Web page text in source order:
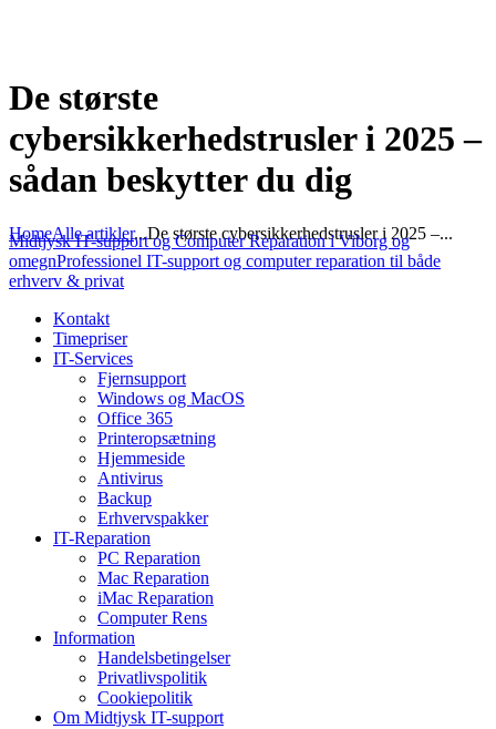
De største
cybersikkerhedstrusler i 2025 –
sådan beskytter du dig
HomeAlle artikler...De største cybersikkerhedstrusler i 2025 –...
Midtjysk IT-support og Computer Reparation i Viborg og
omegnProfessionel IT-support og computer reparation til både
erhverv & privat
Kontakt
Timepriser
IT-Services
Fjernsupport
Windows og MacOS
Office 365
Printeropsætning
Hjemmeside
Antivirus
Backup
Erhvervspakker
IT-Reparation
PC Reparation
Mac Reparation
iMac Reparation
Computer Rens
Information
Handelsbetingelser
Privatlivspolitik
Cookiepolitik
Om Midtjysk IT-support